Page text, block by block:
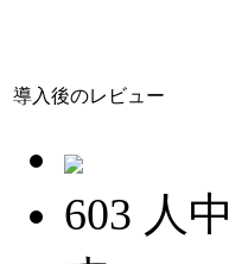
導入後のレビュー
603 人中